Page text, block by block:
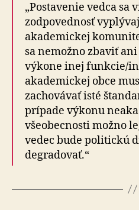
„Postavenie vedca sa
zodpovednosť
akademickej
sa nemožno zbaviť
výkone inej funkcie/
akademickej obce
zachovávať isté
prípade výkonu
všeobecnosti možno
vedec bude politickú
degradovať.“